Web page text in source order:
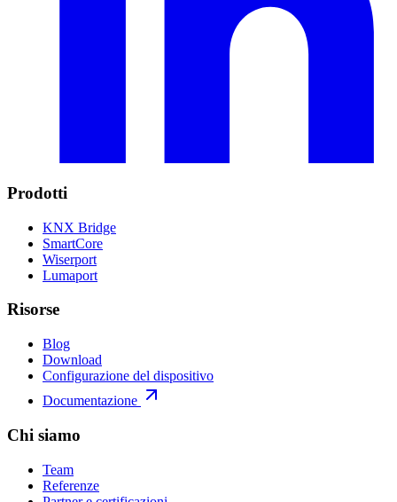
Prodotti
KNX Bridge
SmartCore
Wiserport
Lumaport
Risorse
Blog
Download
Configurazione del dispositivo
Documentazione
Chi siamo
Team
Referenze